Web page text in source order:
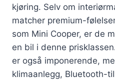
kjøring. Selv om
matcher premium-
som Mini Cooper, er de
en bil i denne
er også imponerende,
klimaanlegg, Bluetooth-